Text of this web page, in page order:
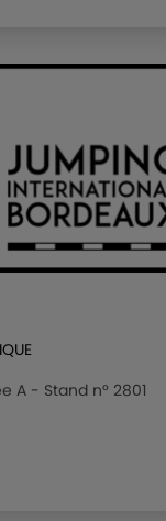
A - Stand n° 2801